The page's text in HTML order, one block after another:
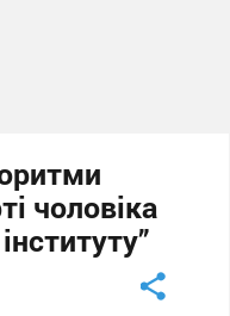
чоловіка